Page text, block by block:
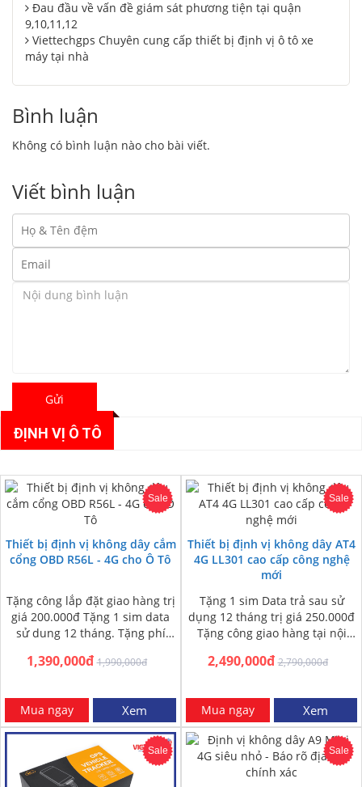
Đau đầu về vấn đề giám sát phương tiện tại quận
9,10,11,12
Viettechgps Chuyên cung cấp thiết bị định vị ô tô xe
máy tại nhà
Bình luận
Không có bình luận nào cho bài viết.
Viết bình luận
Gửi
ĐỊNH VỊ Ô TÔ
Sale
Thiết bị định vị không dây cắm
cổng OBD R56L - 4G cho Ô Tô
Tặng công lắp đặt giao hàng trị
giá 200.000đ Tặng 1 sim data
sử dung 12 tháng. Tặng phí
1,390,000đ 1,990,000đ
Mua ngay Xem
Sale
Thiết bị định vị không dây AT4
4G LL301 cao cấp công nghệ
mới
Tặng 1 sim Data trả sau sử
dụng 12 tháng trị giá 250.000đ
Tặng công giao hàng tại nội
2,490,000đ 2,790,000đ
Mua ngay Xem
Sale Sale